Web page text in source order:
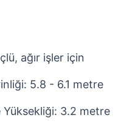
ağır işler için
5.8 - 6.1 metre
Yüksekliği: 3.2 metre